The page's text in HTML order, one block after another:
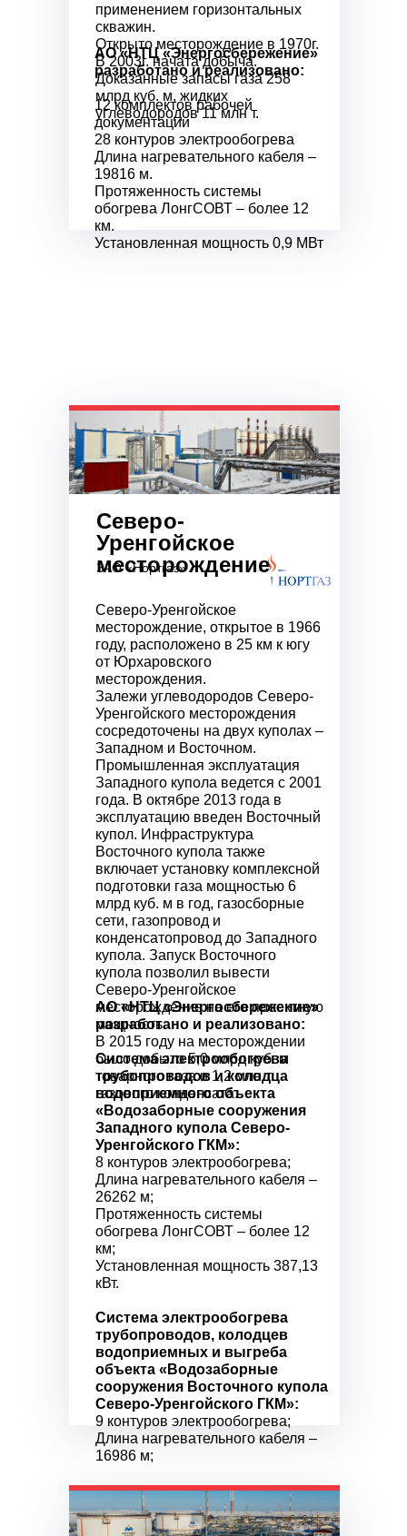
АО «НТЦ «Энергосбережение»
разработано и реализовано:
12 комплектов рабочей
документации
28 контуров электрообогрева
Длина нагревательного кабеля –
19816 м.
Протяженность системы
обогрева ЛонгСОВТ – более 12
км.
Установленная мощность 0,9 МВт
применением горизонтальных
скважин.
Открыто месторождение в 1970г.
В 2003г. начата добыча.
Доказанные запасы газа 258
млрд куб. м, жидких
углеводородов 11 млн т.
АО «НТЦ «Энергосбережение»
разработано и реализовано:
Система электрообогрева
трубопроводов и колодца
водоприемного объекта
«Водозаборные сооружения
Западного купола Северо-
Уренгойского ГКМ»:
8 контуров электрообогрева;
Длина нагревательного кабеля –
26262 м;
Протяженность системы
обогрева ЛонгСОВТ – более 12
км;
Установленная мощность 387,13
кВт.
Система электрообогрева
трубопроводов, колодцев
водоприемных и выгреба
объекта «Водозаборные
сооружения Восточного купола
Северо-Уренгойского ГКМ»:
9 контуров электрообогрева;
Длина нагревательного кабеля –
16986 м;
обогрева ЛонгСОВТ – более 7,5
км;
Установленная мощность 238,2
Северо-Уренгойское
месторождение, открытое в 1966
году, расположено в 25 км к югу
от Юрхаровского
месторождения.
Залежи углеводородов Северо-
Уренгойского месторождения
сосредоточены на двух куполах –
Западном и Восточном.
Промышленная эксплуатация
Западного купола ведется с 2001
года. В октябре 2013 года в
эксплуатацию введен Восточный
купол. Инфраструктура
Восточного купола также
включает установку комплексной
подготовки газа мощностью 6
млрд куб. м в год, газосборные
сети, газопровод и
конденсатопровод до Западного
купола. Запуск Восточного
купола позволил вывести
Северо-Уренгойское
месторождение на его проектную
мощность.
В 2015 году на месторождении
было добыто 5,0 млрд куб. м
товарного газа и 1,2 млн т
газового конденсата.
ЗАО «Нортгаз»
Северо-
Уренгойское
месторождение